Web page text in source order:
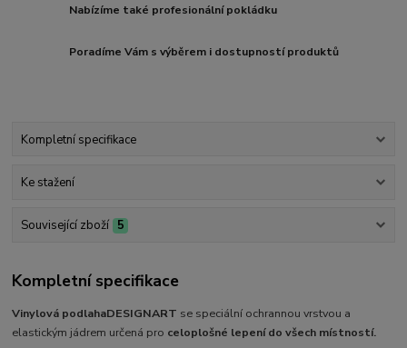
Nabízíme také profesionální pokládku
Poradíme Vám s výběrem i dostupností produktů
Kompletní specifikace
Ke stažení
Související zboží 5
Kompletní specifikace
Vinylová podlahaDESIGNART se speciální ochrannou vrstvou a
elastickým jádrem určená pro celoplošné lepení do všech místností.